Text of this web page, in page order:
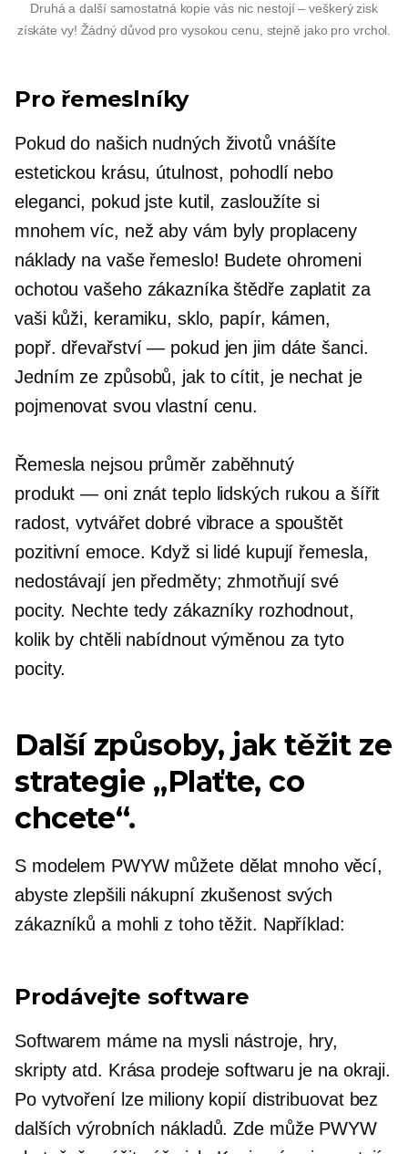
Druhá a další samostatná kopie vás nic nestojí – veškerý zisk
získáte vy! Žádný důvod pro vysokou cenu, stejně jako pro vrchol.
Pro řemeslníky
Pokud do našich nudných životů vnášíte
estetickou krásu, útulnost, pohodlí nebo
eleganci, pokud jste kutil, zasloužíte si
mnohem víc, než aby vám byly proplaceny
náklady na vaše řemeslo! Budete ohromeni
ochotou vašeho zákazníka štědře zaplatit za
vaši kůži, keramiku, sklo, papír, kámen,
popř.dřevařství — pokud jen jim dáte šanci.
Jedním ze způsobů, jak to cítit, je nechat je
pojmenovat svou vlastní cenu.
Řemesla nejsou průměr zaběhnutý
produkt — oniznát teplo lidských rukou a šířit
radost, vytvářet dobré vibrace a spouštět
pozitivní emoce. Když si lidé kupují řemesla,
nedostávají jen předměty; zhmotňují své
pocity. Nechte tedy zákazníky rozhodnout,
kolik by chtěli nabídnout výměnou za tyto
pocity.
Další způsoby, jak těžit ze
strategie „Plaťte, co
chcete“.
S modelem PWYW můžete dělat mnoho věcí,
abyste zlepšili nákupní zkušenost svých
zákazníků a mohli z toho těžit. Například:
Prodávejte software
Softwarem máme na mysli nástroje, hry,
skripty atd. Krása prodeje softwaru je na okraji.
Po vytvoření lze miliony kopií distribuovat bez
dalších výrobních nákladů. Zde může PWYW